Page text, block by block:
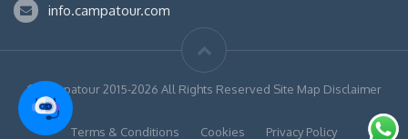
info.campatour.com
© Campatour 2015-2026 All Rights Reserved Site Map Disclaimer
Terms & Conditions Cookies Privacy Policy